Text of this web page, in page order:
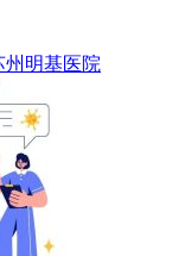
州明基医院